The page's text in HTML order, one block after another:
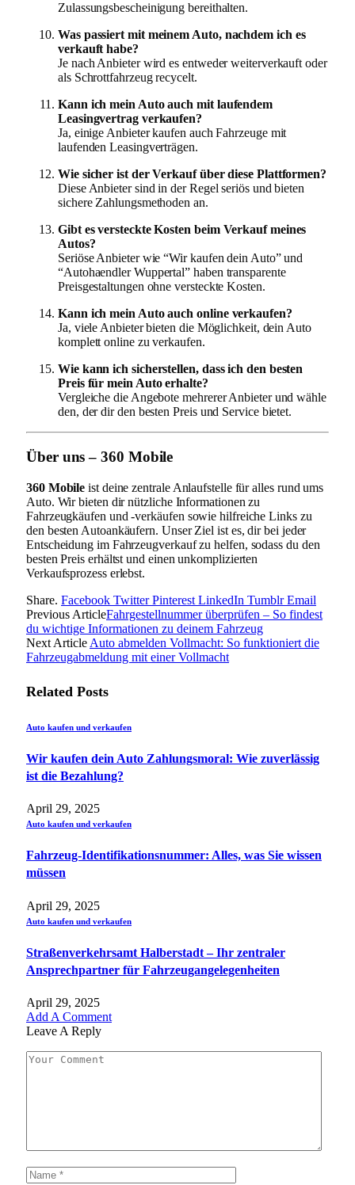
Zulassungsbescheinigung bereithalten.
Was passiert mit meinem Auto, nachdem ich es
verkauft habe?
Je nach Anbieter wird es entweder weiterverkauft oder
als Schrottfahrzeug recycelt.
Kann ich mein Auto auch mit laufendem
Leasingvertrag verkaufen?
Ja, einige Anbieter kaufen auch Fahrzeuge mit
laufenden Leasingverträgen.
Wie sicher ist der Verkauf über diese Plattformen?
Diese Anbieter sind in der Regel seriös und bieten
sichere Zahlungsmethoden an.
Gibt es versteckte Kosten beim Verkauf meines
Autos?
Seriöse Anbieter wie “Wir kaufen dein Auto” und
“Autohaendler Wuppertal” haben transparente
Preisgestaltungen ohne versteckte Kosten.
Kann ich mein Auto auch online verkaufen?
Ja, viele Anbieter bieten die Möglichkeit, dein Auto
komplett online zu verkaufen.
Wie kann ich sicherstellen, dass ich den besten
Preis für mein Auto erhalte?
Vergleiche die Angebote mehrerer Anbieter und wähle
den, der dir den besten Preis und Service bietet.
Über uns – 360 Mobile
360 Mobile ist deine zentrale Anlaufstelle für alles rund ums
Auto. Wir bieten dir nützliche Informationen zu
Fahrzeugkäufen und -verkäufen sowie hilfreiche Links zu
den besten Autoankäufern. Unser Ziel ist es, dir bei jeder
Entscheidung im Fahrzeugverkauf zu helfen, sodass du den
besten Preis erhältst und einen unkomplizierten
Verkaufsprozess erlebst.
Share. Facebook Twitter Pinterest LinkedIn Tumblr Email
Previous ArticleFahrgestellnummer überprüfen – So findest
du wichtige Informationen zu deinem Fahrzeug
Next Article Auto abmelden Vollmacht: So funktioniert die
Fahrzeugabmeldung mit einer Vollmacht
Related Posts
Auto kaufen und verkaufen
Wir kaufen dein Auto Zahlungsmoral: Wie zuverlässig
ist die Bezahlung?
April 29, 2025
Auto kaufen und verkaufen
Fahrzeug-Identifikationsnummer: Alles, was Sie wissen
müssen
April 29, 2025
Auto kaufen und verkaufen
Straßenverkehrsamt Halberstadt – Ihr zentraler
Ansprechpartner für Fahrzeugangelegenheiten​
April 29, 2025
Add A Comment
Leave A Reply